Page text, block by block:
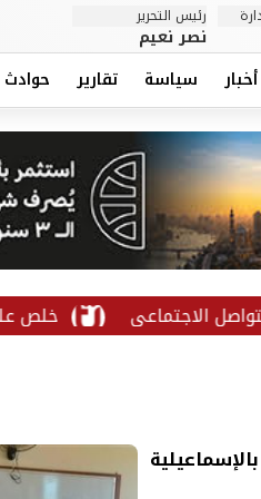
رئيس التحرير
نصر نعيم
أخبار سياسة تقارير حوادث
خلص عليه بسبب